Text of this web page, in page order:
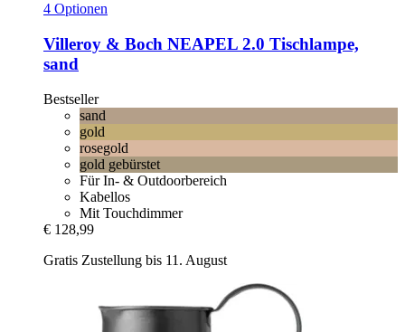
4 Optionen
Villeroy & Boch NEAPEL 2.0 Tischlampe,
sand
Bestseller
sand
gold
rosegold
gold gebürstet
Für In- & Outdoorbereich
Kabellos
Mit Touchdimmer
€ 128,99
Gratis Zustellung bis 11. August